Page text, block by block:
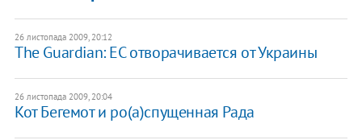
26 листопада 2009, 20:12
The Guardian: ЕС отворачивается от Украины
26 листопада 2009, 20:04
Кот Бегемот и ро(а)спущенная Рада